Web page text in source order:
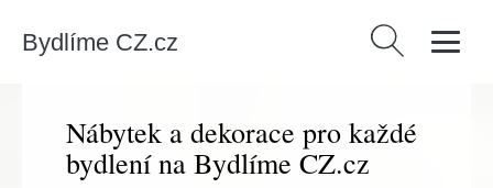
Bydlíme CZ.cz Vyhledávání
Nábytek a dekorace pro každé
bydlení na Bydlíme CZ.cz